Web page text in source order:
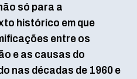
só para a
histórico em que
entre os
e as causas do
nas décadas de 1960 e